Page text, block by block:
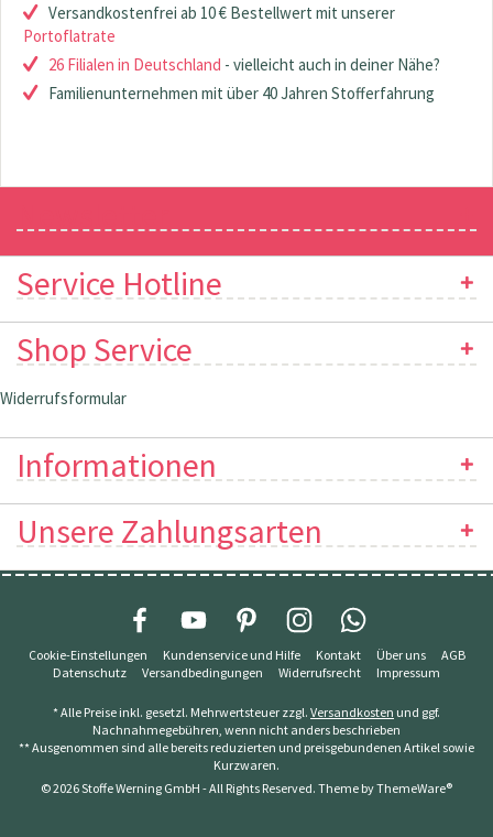
Versandkostenfrei ab 10 € Bestellwert mit unserer
Portoflatrate
26 Filialen in Deutschland - vielleicht auch in deiner Nähe?
Familienunternehmen mit über 40 Jahren Stofferfahrung
Service Hotline
Shop Service
Widerrufsformular
Informationen
Unsere Zahlungsarten
Cookie-Einstellungen Kundenservice und Hilfe Kontakt Über uns
AGB
Datenschutz
Versandbedingungen Widerrufsrecht Impressum
* Alle Preise inkl. gesetzl. Mehrwertsteuer zzgl. Versandkosten und ggf.
Nachnahmegebühren, wenn nicht anders beschrieben
** Ausgenommen sind alle bereits reduzierten und preisgebundenen Artikel sowie
Kurzwaren.
© 2026 Stoffe Werning GmbH - All Rights Reserved. Theme byThemeWare®